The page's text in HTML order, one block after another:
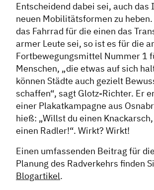
Entscheidend dabei sei, auch das
neuen Mobilitätsformen zu
das Fahrrad für die einen das
armer Leute sei, so ist es für die
Fortbewegungsmittel Nummer 1
Menschen, „die etwas auf sich
können Städte auch gezielt
schaffen“, sagt Glotz-Richter. Er
einer Plakatkampagne aus
hieß: „Willst du einen
einen Radler!“. Wirkt? Wirkt!
Einen umfassenden Beitrag für
Planung des Radverkehrs finden
Blogartikel.